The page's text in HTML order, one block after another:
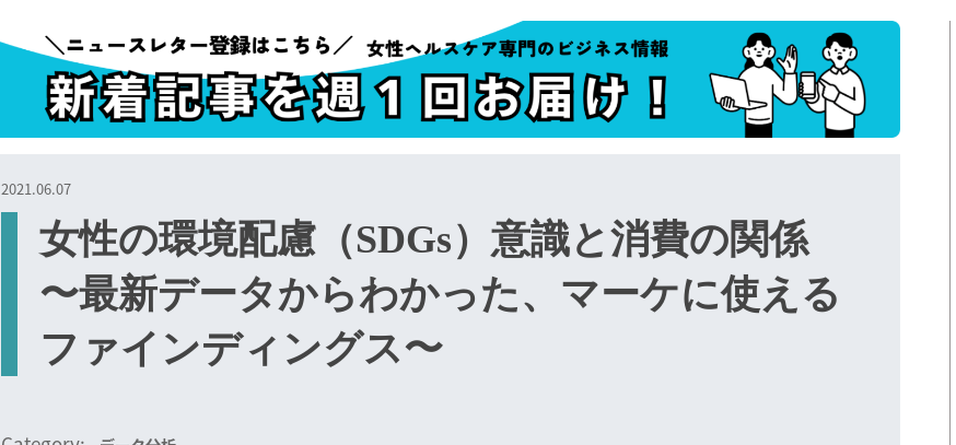
2021.06.07
女性の環境配慮（SDGs）意識と消費の関係
〜最新データからわかった、マーケに使える
ファインディングス〜